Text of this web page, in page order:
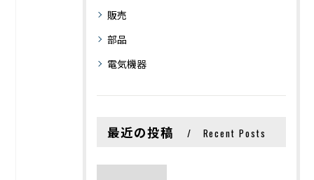
販売
部品
電気機器
最近の投稿 Recent Posts